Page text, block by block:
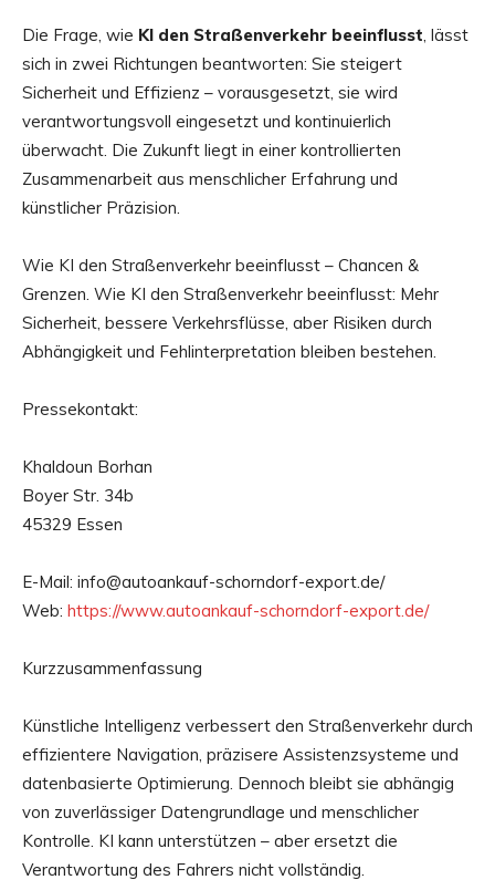
Die Frage, wie KI den Straßenverkehr beeinflusst , lässt
sich in zwei Richtungen beantworten: Sie steigert
Sicherheit und Effizienz – vorausgesetzt, sie wird
verantwortungsvoll eingesetzt und kontinuierlich
überwacht. Die Zukunft liegt in einer kontrollierten
Zusammenarbeit aus menschlicher Erfahrung und
künstlicher Präzision.
Wie KI den Straßenverkehr beeinflusst – Chancen &
Grenzen. Wie KI den Straßenverkehr beeinflusst: Mehr
Sicherheit, bessere Verkehrsflüsse, aber Risiken durch
Abhängigkeit und Fehlinterpretation bleiben bestehen.
Pressekontakt:
Khaldoun Borhan
Boyer Str. 34b
45329 Essen
E-Mail: info@autoankauf-schorndorf-export.de/
Web: https://www.autoankauf-schorndorf-export.de/
Kurzzusammenfassung
Künstliche Intelligenz verbessert den Straßenverkehr durch
effizientere Navigation, präzisere Assistenzsysteme und
datenbasierte Optimierung. Dennoch bleibt sie abhängig
von zuverlässiger Datengrundlage und menschlicher
Kontrolle. KI kann unterstützen – aber ersetzt die
Verantwortung des Fahrers nicht vollständig.